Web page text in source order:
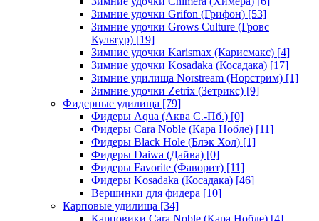
Зимние удочки Grifon (Грифон) [53]
Зимние удочки Grows Culture (Гровс
Культур) [19]
Зимние удочки Karismax (Карисмакс) [4]
Зимние удочки Kosadaka (Косадака) [17]
Зимние удилища Norstream (Норстрим) [1]
Зимние удочки Zetrix (Зетрикс) [9]
Фидерные удилища [79]
Фидеры Aqua (Аква С.-Пб.) [0]
Фидеры Cara Noble (Кара Нобле) [11]
Фидеры Black Hole (Блэк Хол) [1]
Фидеры Daiwa (Дайва) [0]
Фидеры Favorite (Фаворит) [11]
Фидеры Kosadaka (Косадака) [46]
Вершинки для фидера [10]
Карповые удилища [34]